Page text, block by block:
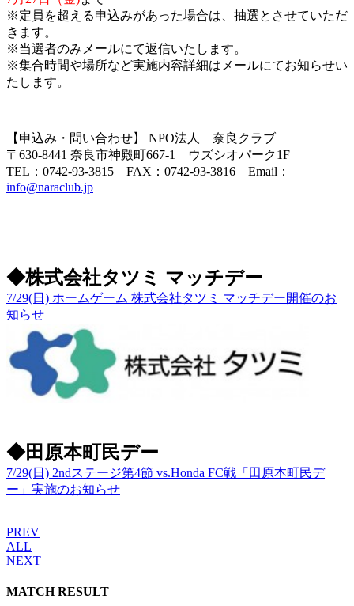
※定員を超える申込みがあった場合は、抽選とさせていただ
きます。
※当選者のみメールにて返信いたします。
※集合時間や場所など実施内容詳細はメールにてお知らせい
たします。
【申込み・問い合わせ】 NPO法人 奈良クラブ
〒630-8441 奈良市神殿町667-1 ウズシオパーク1F
TEL：0742-93-3815 FAX：0742-93-3816 Email：
info@naraclub.jp
◆株式会社タツミ マッチデー
7/29(日) ホームゲーム 株式会社タツミ マッチデー開催のお
知らせ
◆田原本町民デー
7/29(日) 2ndステージ第4節 vs.Honda FC戦「田原本町民デ
ー」実施のお知らせ
PREV
ALL
NEXT
MATCH RESULT